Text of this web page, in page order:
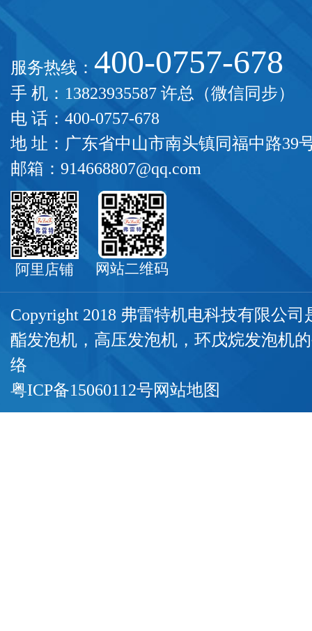
服务热线： 400-0757-678
手 机：13823935587 许总（微信同步）
电 话：400-0757-678
地 址：广东省中山市南头镇同福中路39
邮箱：914668807@qq.com
阿里店铺 网站二维码
Copyright 2018 弗雷特机电科技有限公司
酯发泡机 ， 高压发泡机 ，环戊烷发泡机
络
粤ICP备15060112号网站地图